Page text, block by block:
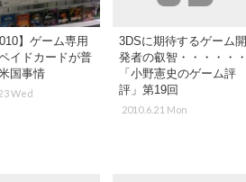
】ゲーム専用
イドカードが普
国事情
Wed
3DSに期待するゲーム開
発者の叡智・・・・・・
「小野憲史のゲーム評
評」第19回
2010.6.21 Mon